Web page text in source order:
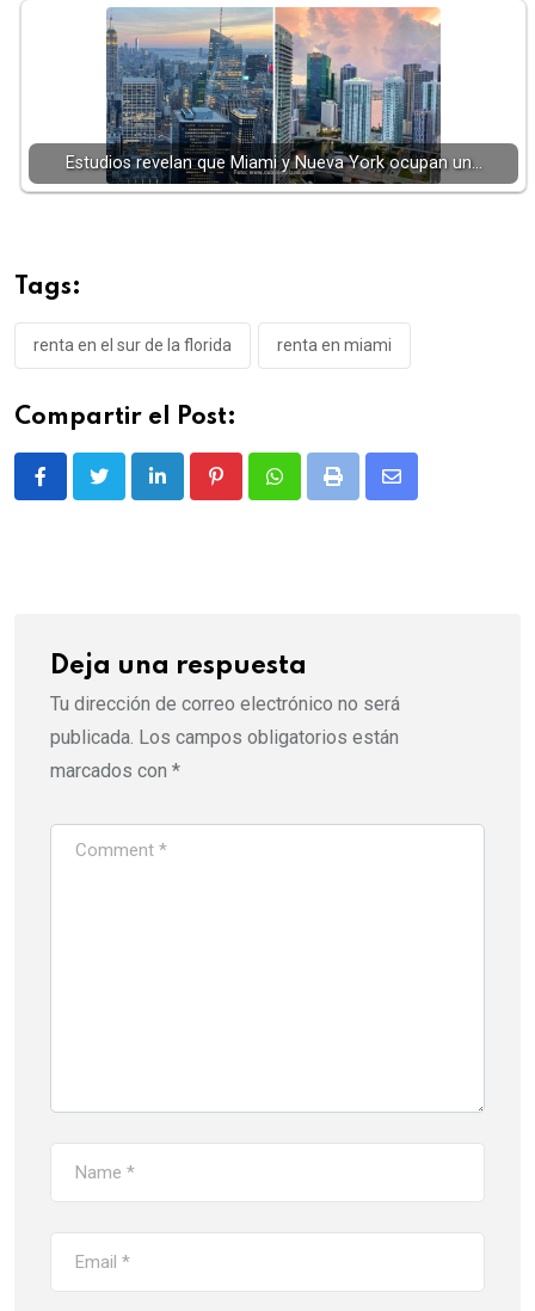
Estudios revelan que Miami y Nueva York ocupan un…
Tags:
renta en el sur de la florida renta en miami
Compartir el Post:
LinkedIn PinterestWhatsappPrint
Share
Deja una respuesta
Tu dirección de correo electrónico no será
publicada. Los campos obligatorios están
marcados con *